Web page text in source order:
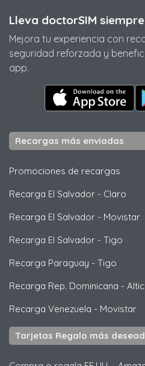
Lleva doctorSIM
Mejora tu experiencia con
seguridad reforzada y
app.
Recargas más enviadas
Promociones de recargas
Recarga El Salvador - Claro
Recarga El Salvador - Movistar
Recarga El Salvador - Tigo
Recarga Paraguay - Tigo
Recarga Rep. Dominicana -
Recarga Venezuela - Movistar
Tarjetas Regalo más